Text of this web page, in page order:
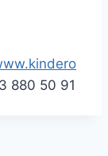
880 50 91